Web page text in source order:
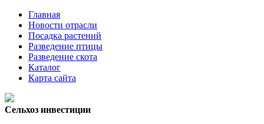
Главная
Новости отрасли
Посадка растений
Разведение птицы
Разведение скота
Каталог
Карта сайта
Сельхоз инвестиции